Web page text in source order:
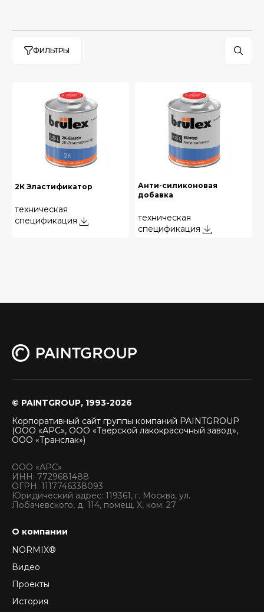
ФИЛЬТРЫ
2К Эластификатор
техническая
спецификация
Анти-силиконовая
добавка
техническая
спецификация
© PAINTGROUP, 1993-2026
Корпоративный сайт группы компаний PAINTGROUP
(ООО «АРС», ООО «Тверской лакокрасочный завод»,
ООО «Транслак»)
ООО «АРС»
ИНН: 7729681488
ОГРН: 1117746338093
Юридический адрес: 119361, г. Москва, ул.
Лобачевского, д. 114, помещ. X, ком. 27
О компании
NORMIX®
Видео
Проекты
История